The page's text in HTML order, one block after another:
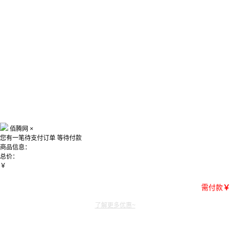
佰腾网 ×
您有一笔待支付订单 等待付款
商品信息：
总价：
￥
需付款￥
了解更多优惠~